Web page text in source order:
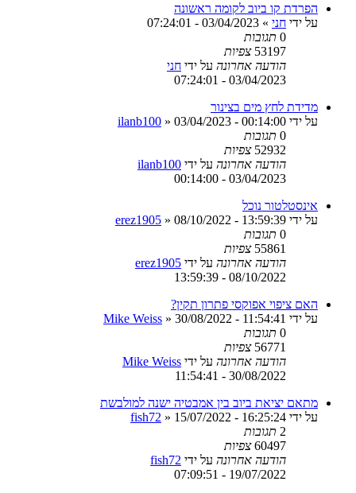
הפרדת קו ביוב לקומה ראשונה
על ידי חני »
03/04/2023 - 07:24:01
0 תגובות
53197 צפיות
הודעה אחרונה על ידי חני
03/04/2023 - 07:24:01
מדידת לחץ מים בצינור
על ידי
ilanb100 » 03/04/2023 - 00:14:00
0 תגובות
52932 צפיות
הודעה אחרונה על ידי ilanb100
03/04/2023 - 00:14:00
אינסטלטור נוכל
על ידי
erez1905 » 08/10/2022 - 13:59:39
0 תגובות
55861 צפיות
הודעה אחרונה על ידי erez1905
08/10/2022 - 13:59:39
האם ציפוי אפוקסי פתרון תקין?
על ידי
Mike Weiss » 30/08/2022 - 11:54:41
0 תגובות
56771 צפיות
הודעה אחרונה על ידי Mike Weiss
30/08/2022 - 11:54:41
מתאם יציאת ביוב בין אמבטיה ישנה למולבשת
על ידי
fish72 » 15/07/2022 - 16:25:24
2 תגובות
60497 צפיות
הודעה אחרונה על ידי fish72
19/07/2022 - 07:09:51